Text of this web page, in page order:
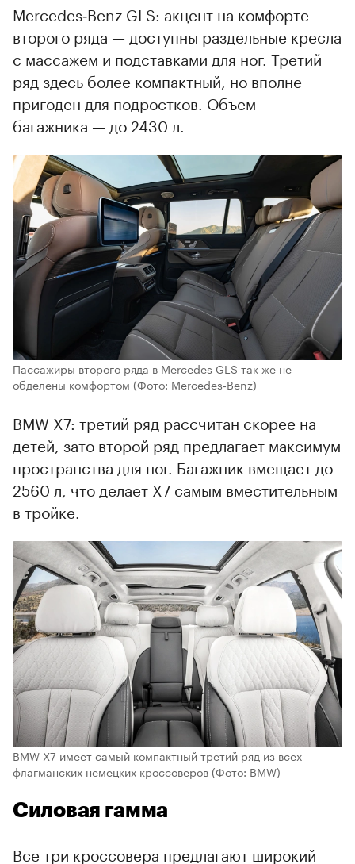
Mercedes‑Benz GLS: акцент на комфорте
второго ряда — доступны раздельные кресла
с массажем и подставками для ног. Третий
ряд здесь более компактный, но вполне
пригоден для подростков. Объем
багажника — до 2430 л.
Пассажиры второго ряда в Mercedes GLS так же не
обделены комфортом (Фото: Mercedes‑Benz)
BMW X7: третий ряд рассчитан скорее на
детей, зато второй ряд предлагает максимум
пространства для ног. Багажник вмещает до
2560 л, что делает X7 самым вместительным
в тройке.
BMW X7 имеет самый компактный третий ряд из всех
флагманских немецких кроссоверов(Фото: BMW)
Силовая гамма
Все три кроссовера предлагают широкий